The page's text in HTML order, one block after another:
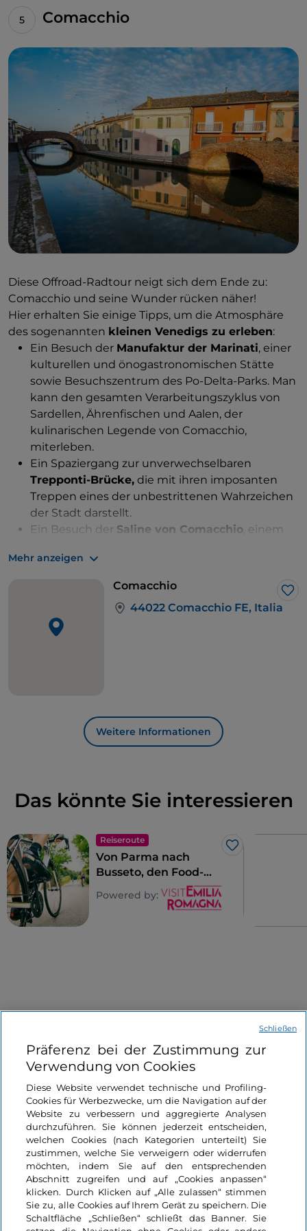
Comacchio
Diese Offroad-Radtour neigt sich dem Ende zu:
Comacchio und seine Wunder rücken näher!
Hier erhalten Sie einige Tipps, um die Atmosphäre
des sogenannten kleinen Venedigs zu erleben:
Ein Besuch der Manufaktur der Marinati, einer
kulturellen und önogastronomischen Stätte
sowie Besuchszentrum des Po-Delta-Parks. Man
kann den gesamten Verarbeitungszyklus von
Sardellen, Ährenfischen und Aalen, der
kulinarischen Legende von Comacchio,
miterleben.
Ein Spaziergang zur unverwechselbaren
Trepponti-Brücke, die mit ihren imposanten
Treppen eines der unbestrittenen Wahrzeichen
der Stadt darstellt.
Ein Besuch der Saline von Comacchio , einem
Parks. Die Produktionstätigkeit wurde vor
nunmehr 30 Jahren eingestellt und die Umwelt
zahlreichen, auch seltenen Vogelarten bevölkert
wird, von denen einige sogar nisten.
Mehr anzeigen
Comacchio
44022 Comacchio FE, Italia
Weitere Informationen
Das könnte Sie interessieren
Reiseroute
Like
Von Parma nach
Busseto, den Food-
Valley-Bike-Radweg
entlang
Powered by:
Informationen über die Seite
Nützliche Links
Login
Bleiben wir in Kontakt
Präferenz bei der Zustimmung zur
Verwendung von Cookies
Diese Website verwendet technische und Profiling-
Cookies für Werbezwecke, um die Navigation auf der
Website zu verbessern und aggregierte Analysen
durchzuführen. Sie können jederzeit entscheiden,
welchen Cookies (nach Kategorien unterteilt) Sie
zustimmen, welche Sie verweigern oder widerrufen
möchten, indem Sie auf den entsprechenden
Abschnitt zugreifen und auf „Cookies anpassen“
klicken. Durch Klicken auf „Alle zulassen“ stimmen
Sie zu, alle Cookies auf Ihrem Gerät zu speichern. Die
Schaltfläche „Schließen“ schließt das Banner. Sie
Schließen